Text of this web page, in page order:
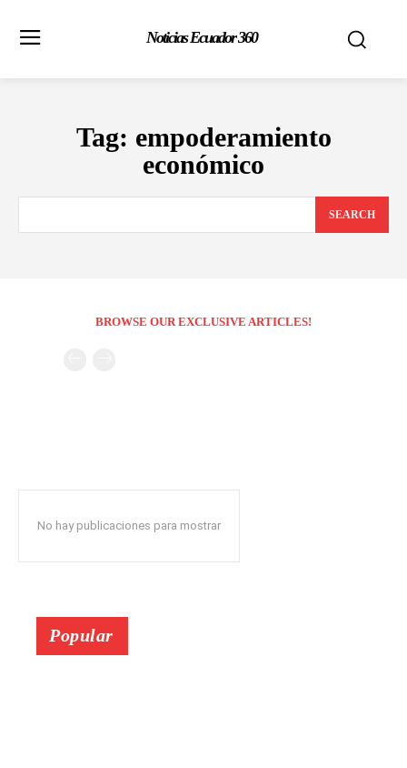
Noticias Ecuador 360
Tag: empoderamiento
económico
SEARCH
BROWSE OUR EXCLUSIVE ARTICLES!
No hay publicaciones para mostrar
Popular